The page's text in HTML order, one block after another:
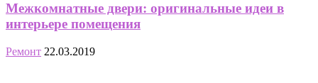
Межкомнатные двери: оригинальные идеи в
интерьере помещения
Ремонт 22.03.2019